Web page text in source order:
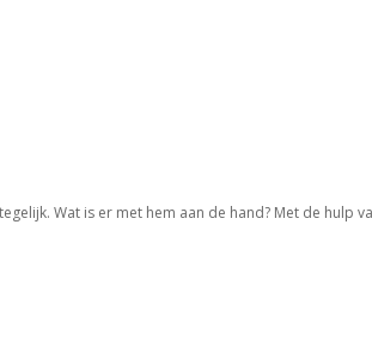
Wat is er met hem aan de hand? Met de hulp